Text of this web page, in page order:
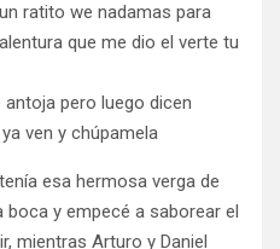
ratito we nadamas para
que me dio el verte tu
pero luego dicen
ven y chúpamela
esa hermosa verga de
y empecé a saborear el
mientras Arturo y Daniel